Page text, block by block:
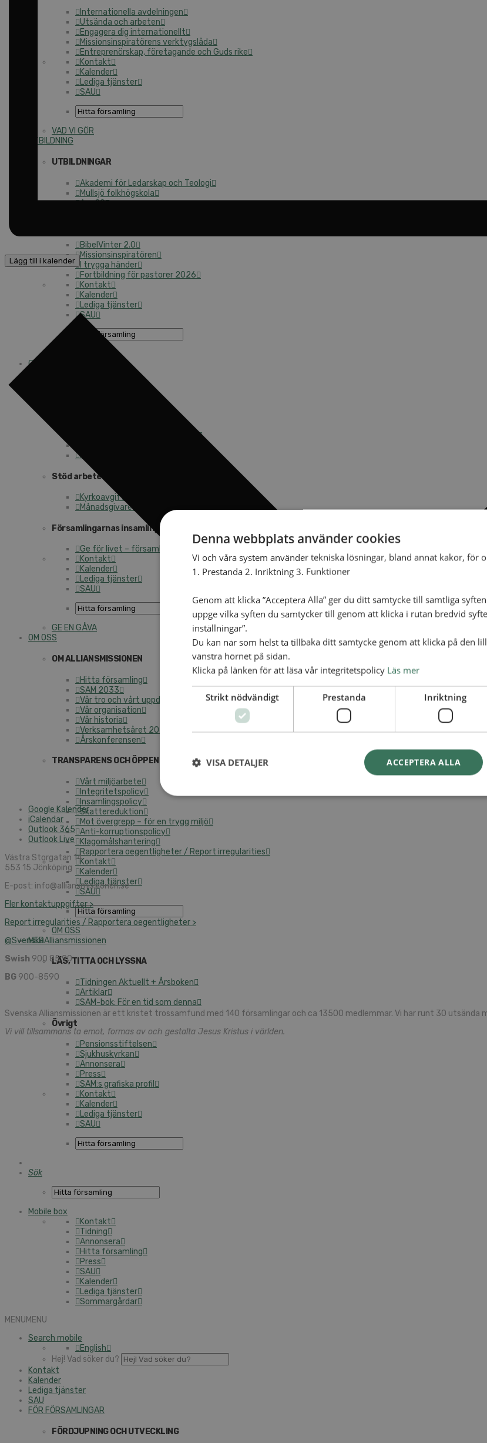
Internationella avdelningen
Utsända och arbeten
Engagera dig internationellt
Missionsinspiratörens verktygslåda
Entreprenörskap, företagande och Guds rike
Kontakt
Kalender
Lediga tjänster
SAU
VAD VI GÖR
UTBILDNING
UTBILDNINGAR
Akademi för Ledarskap och Teologi
Mullsjö folkhögskola
Apg29
BibelVinter 2.0
Missionsinspiratören
I trygga händer
Fortbildning för pastorer 2026
Kontakt
Kalender
Lediga tjänster
SAU
GE EN GÅVA
För företag
Stöd arbetet långsiktigt
Kyrkoavgiften
Månadsgivare
Församlingarnas insamlingsarbete
Ge för livet – församlingens insamling
Kontakt
Kalender
Lediga tjänster
SAU
GE EN GÅVA
OM OSS
OM ALLIANSMISSIONEN
Hitta församling
SAM 2033
Vår tro och vårt uppdrag
Vår organisation
Vår historia
Verksamhetsåret 2025
Årskonferensen
TRANSPARENS OCH ÖPPENHET
Vårt miljöarbete
Integritetspolicy
Insamlingspolicy
Skattereduktion
Mot övergrepp – för en trygg miljö
Anti-korruptionspolicy
Klagomålshantering
Rapportera oegentligheter / Report irregularities
Kontakt
Kalender
Lediga tjänster
SAU
OM OSS
MER
LÄS, TITTA OCH LYSSNA
Tidningen Aktuellt + Årsboken
Artiklar
SAM-bok: För en tid som denna
Övrigt
Pensionsstiftelsen
Sjukhuskyrkan
Annonsera
Press
SAM:s grafiska profil
Kontakt
Kalender
Lediga tjänster
SAU
Sök
Mobile box
Kontakt
Tidning
Annonsera
Hitta församling
Press
SAU
Kalender
Lediga tjänster
Sommargårdar
MENUMENU
Search mobile
English
Hej! Vad söker du?
Kontakt
Kalender
Lediga tjänster
SAU
FÖR FÖRSAMLINGAR
FÖRDJUPNING OCH UTVECKLING
Lägg till i kalender
Google Kalender
iCalendar
Outlook 365
Outlook Live
Västra Storgatan 14
553 15 Jönköping
E-post: info@alliansmissionen.se
Fler kontaktuppgifter >
Report irregularities / Rapportera oegentligheter >
@SvenskaAlliansmissionen
Swish 900 85 90
BG 900-8590
Svenska Alliansmissionen är ett kristet trossamfund med 140 församlingar och ca 13500 medlemmar. Vi har runt 30
Vi vill tillsammans ta emot, formas av och gestalta Jesus Kristus i världen.
Denna webbplats använder cookies
Vi och våra system använder tekniska lösningar, bland annat kakor, för
1. Prestanda 2. Inriktning 3. Funktioner
Genom att klicka ”Acceptera Alla” ger du ditt samtycke till samtliga
uppge vilka syften du samtycker till genom att klicka i rutan bredvid
inställningar”.
Du kan när som helst ta tillbaka ditt samtycke genom att klicka på den
vänstra hörnet på sidan.
Klicka på länken för att läsa vår integritetspolicy Läs mer
Strikt nödvändigt Prestanda Inriktning
ACCEPTERA ALLA
VISA DETALJER